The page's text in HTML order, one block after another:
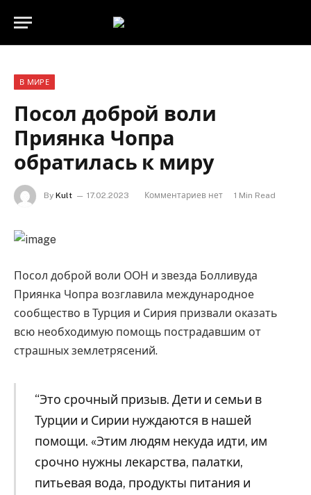
В МИРЕ
Посол доброй воли
Приянка Чопра
обратилась к миру
By Kult 17.02.2023 Комментариев нет 1 Min Read
Посол доброй воли ООН и звезда Болливуда
Приянка Чопра возглавила международное
сообщество в Турция и Сирия призвали оказать
всю необходимую помощь пострадавшим от
страшных землетрясений.
“Это срочный призыв. Дети и семьи в
Турции и Сирии нуждаются в нашей
помощи. «Этим людям некуда идти, им
срочно нужны лекарства, палатки,
питьевая вода, продукты питания и